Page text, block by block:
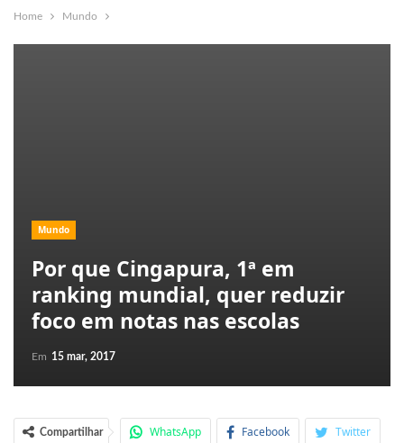
Home Mundo
Mundo
Por que Cingapura, 1ª em
ranking mundial, quer reduzir
foco em notas nas escolas
Em 15 mar, 2017
Compartilhar WhatsApp Facebook Twitter